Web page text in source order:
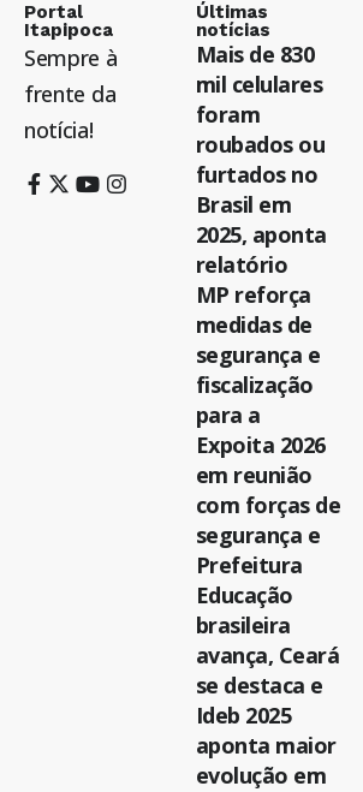
Portal
Itapipoca
Sempre à
frente da
notícia!
Últimas
notícias
Mais de 830
mil celulares
foram
roubados ou
furtados no
Brasil em
2025, aponta
relatório
MP reforça
medidas de
segurança e
fiscalização
para a
Expoita 2026
em reunião
com forças de
segurança e
Prefeitura
Educação
brasileira
avança, Ceará
se destaca e
Ideb 2025
aponta maior
evolução em